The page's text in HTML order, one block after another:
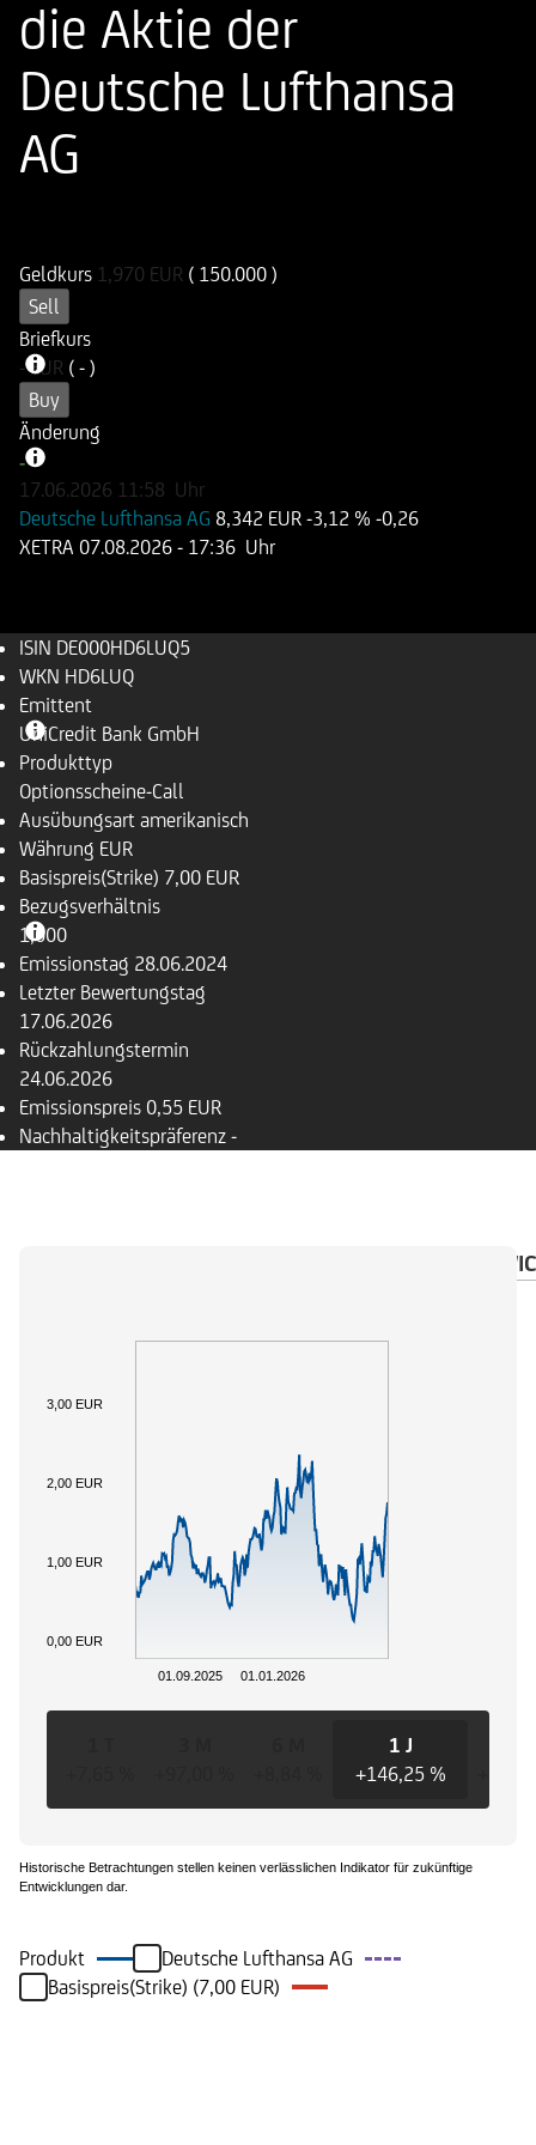
die Aktie der
Deutsche Lufthansa
AG
Geldkurs 1,970 EUR ( 150.000 )
Sell
Briefkurs
-EUR ( - )
Buy
Änderung
--
17.06.2026 11:58 Uhr
Deutsche Lufthansa AG 8,342 EUR -3,12 % -0,26
XETRA 07.08.2026 - 17:36 Uhr
ISIN DE000HD6LUQ5
WKN HD6LUQ
Emittent
UniCredit Bank GmbH
Produkttyp
Optionsscheine-Call
Ausübungsart amerikanisch
Währung EUR
Basispreis(Strike) 7,00 EUR
Bezugsverhältnis
1,000
Emissionstag 28.06.2024
Letzter Bewertungstag
17.06.2026
Rückzahlungstermin
24.06.2026
Emissionspreis 0,55 EUR
Nachhaltigkeitspräferenz -
01.01.2026
01.09.2025
0,00 EUR
1,00 EUR
2,00 EUR
3,00 EUR
1 J
+146,25 %
Historische Betrachtungen stellen keinen verlässlichen Indikator für zukünftige
Entwicklungen dar.
Produkt
Deutsche Lufthansa AG
Basispreis(Strike) (7,00 EUR)